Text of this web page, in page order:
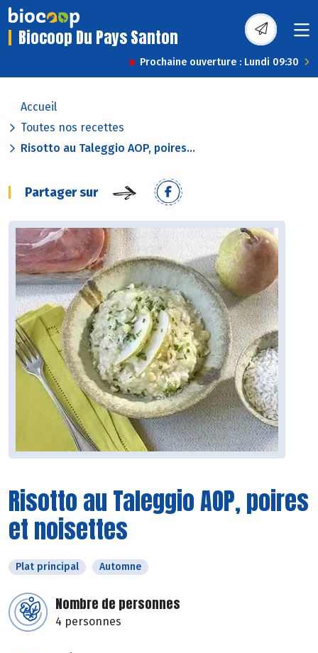
Biocoop Du Pays Santon
Prochaine ouverture : Lundi 09:30
Accueil
Toutes nos recettes
Risotto au Taleggio AOP, poires...
Partager sur
Risotto au Taleggio AOP, poires
et noisettes
Plat principal Automne
Nombre de personnes
4 personnes